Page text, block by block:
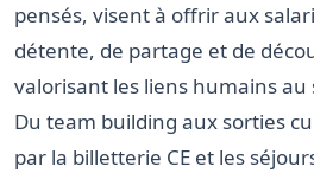
pensés, visent à offrir aux
détente, de partage et de
valorisant les liens humains au
Du team building aux sorties
par la billetterie CE et les